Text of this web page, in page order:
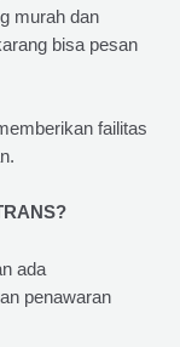
murah dan
bisa pesan
failitas
ada
penawaran